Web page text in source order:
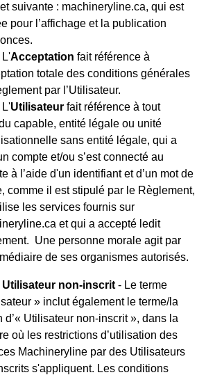
suivante : machineryline.ca, qui est
pour l’affichage et la publication
L'Acceptation fait référence à
totale des conditions générales
par l’Utilisateur.
L'Utilisateur fait référence à tout
capable, entité légale ou unité
sans entité légale, qui a
compte et/ou s’est connecté au
à l’aide d'un identifiant et d’un mot de
comme il est stipulé par le Règlement,
les services fournis sur
et qui a accepté ledit
Une personne morale agit par
de ses organismes autorisés.
Utilisateur non-inscrit - Le terme
» inclut également le terme/la
d’« Utilisateur non-inscrit », dans la
où les restrictions d’utilisation des
Machineryline par des Utilisateurs
s'appliquent. Les conditions